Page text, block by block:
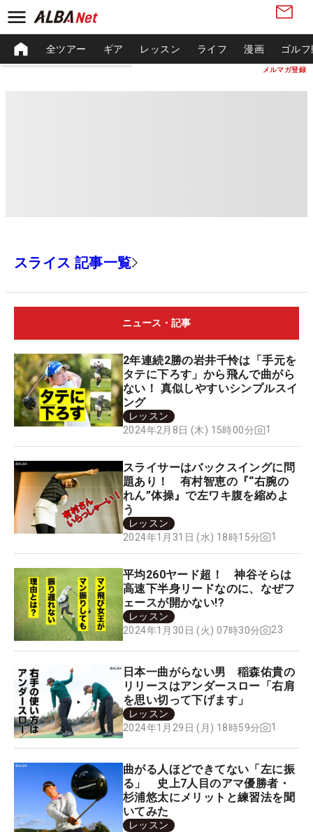
メルマガ登録
全ツアー ギア レッスン ライフ 漫画 ゴル
スライス 記事一覧
ニュース・記事
2年連続2勝の岩井千怜は「手元を
タテに下ろす」から飛んで曲がら
ない！ 真似しやすいシンプルスイ
ング
レッスン
2024年2月8日 (木) 15時00分
1
スライサーはバックスイングに問
題あり！ 有村智恵の『“右腕の
れん”体操』で左ワキ腹を縮めよ
う
レッスン
2024年1月31日 (水) 18時15分
1
平均260ヤード超！ 神谷そらは
高速下半身リードなのに、なぜフ
ェースが開かない!?
レッスン
2024年1月30日 (火) 07時30分
23
日本一曲がらない男 稲森佑貴の
リリースはアンダースロー「右肩
を思い切って下げます」
レッスン
2024年1月29日 (月) 18時59分
1
曲がる人ほどできてない「左に振
る」 史上7人目のアマ優勝者・
杉浦悠太にメリットと練習法を聞
いてみた
レッスン